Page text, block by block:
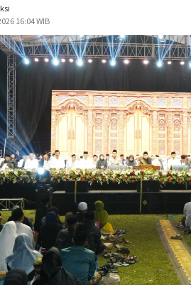
16:04 WIB